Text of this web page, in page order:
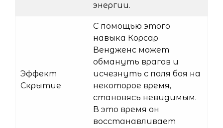
энергии.
Эффект
Скрытие
С помощью этого
навыка Корсар
Вендженс может
обмануть врагов и
исчезнуть с поля боя на
некоторое время,
становясь невидимым.
В это время он
восстанавливает